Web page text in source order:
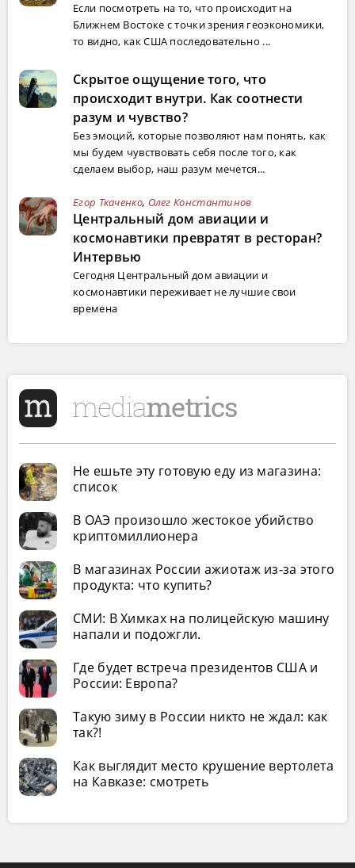
Если посмотреть на то, что происходит на
Ближнем Востоке с точки зрения геоэкономики,
то видно, как США последовательно ...
Скрытое ощущение того, что
происходит внутри. Как соотнести
разум и чувство?
Без эмоций, которые позволяют нам понять, как
мы будем чувствовать себя после того, как
сделаем выбор, наш разум мечется...
Егор Ткаченко, Олег Константинов
Центральный дом авиации и
космонавтики превратят в ресторан?
Интервью
Сегодня Центральный дом авиации и
космонавтики переживает не лучшие свои
времена
Не ешьте эту готовую еду из магазина:
список
В ОАЭ произошло жестокое убийство
криптомиллионера
В магазинах России ажиотаж из-за этого
продукта: что купить?
СМИ: В Химках на полицейскую машину
напали и подожгли.
Где будет встреча президентов США и
России: Европа?
Такую зиму в России никто не ждал: как
так?!
Как выглядит место крушение вертолета
на Кавказе: смотреть